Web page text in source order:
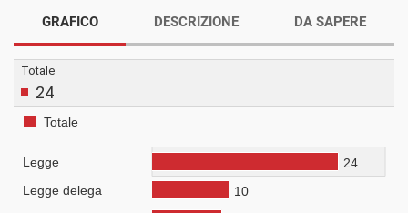
GRAFICO DESCRIZIONE DA SAPERE